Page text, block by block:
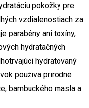
pokožky pre
vzdialenostiach za
parabény ani toxíny,
hydratačných
hydratovaný
používa prírodné
bambuckého masla a